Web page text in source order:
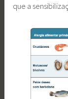
que a